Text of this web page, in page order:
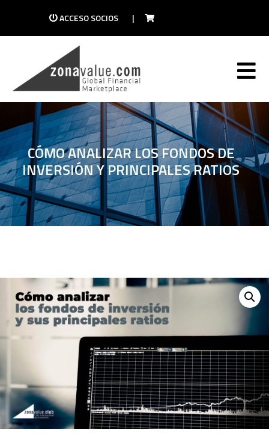
ACCESO SOCIOS |
CÓMO ANALIZAR LOS FONDOS DE
INVERSIÓN Y PRINCIPALES RATIOS